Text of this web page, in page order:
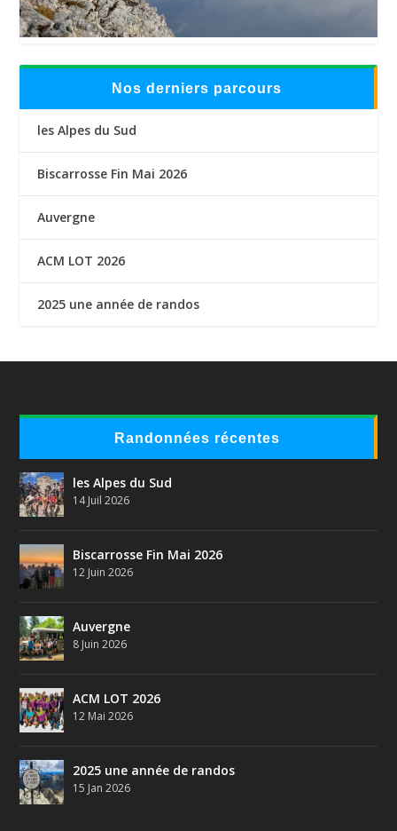
Nos derniers parcours
les Alpes du Sud
Biscarrosse Fin Mai 2026
Auvergne
ACM LOT 2026
2025 une année de randos
Randonnées récentes
les Alpes du Sud
14 Juil 2026
Biscarrosse Fin Mai 2026
12 Juin 2026
Auvergne
8 Juin 2026
ACM LOT 2026
12 Mai 2026
2025 une année de randos
15 Jan 2026